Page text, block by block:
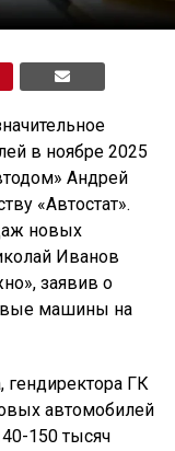
в ноябре 2025
Андрей
«Автостат».
новых
Иванов
заявив о
машины на
ГК
автомобилей
150 тысяч